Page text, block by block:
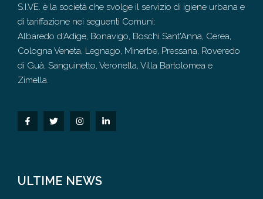
S.I.VE. è la società che svolge il servizio di igiene urbana e
di tariffazione nei seguenti Comuni:
Albaredo d'Adige, Bonavigo, Boschi Sant'Anna, Cerea,
Cologna Veneta, Legnago, Minerbe, Pressana, Roveredo
di Guà, Sanguinetto, Veronella, Villa Bartolomea e
Zimella.
ULTIME NEWS